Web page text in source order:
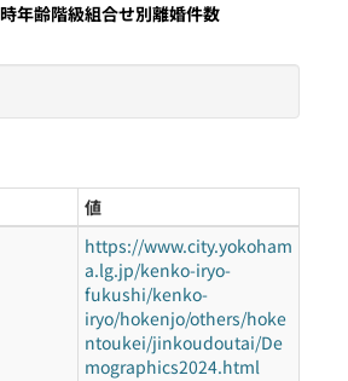
年齢階級組合せ別離婚件数
値
https://www.city.yokoham
a.lg.jp/kenko-iryo-
fukushi/kenko-
iryo/hokenjo/others/hoke
ntoukei/jinkoudoutai/De
mographics2024.html